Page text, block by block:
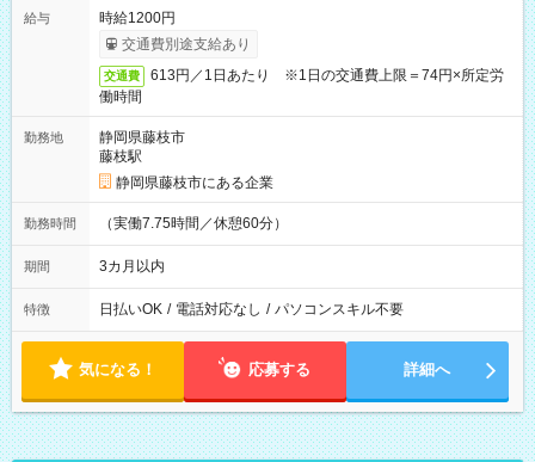
給与
時給1200円
交通費別途支給あり
交通費
613円／1日あたり ※1日の交通費上限＝74円×所定労
働時間
勤務地
静岡県藤枝市
藤枝駅
静岡県藤枝市にある企業
勤務時間 （実働7.75時間／休憩60分）
期間 3カ月以内
特徴 日払いOK / 電話対応なし / パソコンスキル不要
気になる！ 応募する 詳細へ